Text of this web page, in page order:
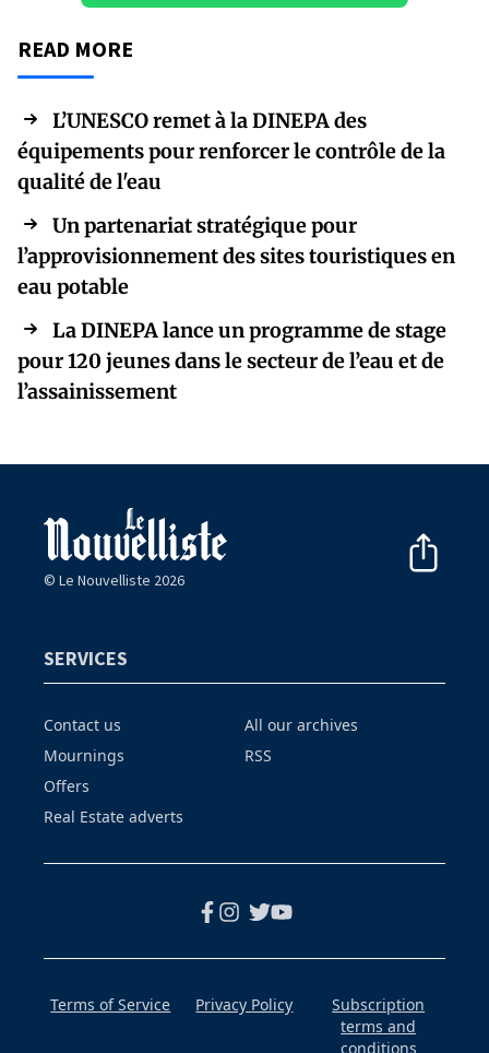
READ MORE
L’UNESCO remet à la DINEPA des
équipements pour renforcer le contrôle de la
qualité de l'eau
Un partenariat stratégique pour
l’approvisionnement des sites touristiques en
eau potable
La DINEPA lance un programme de stage
pour 120 jeunes dans le secteur de l’eau et de
l’assainissement
© Le Nouvelliste 2026
SERVICES
Contact us
Mournings
Offers
Real Estate adverts
All our archives
RSS
Terms of Service Privacy Policy
Subscription
terms and
conditions